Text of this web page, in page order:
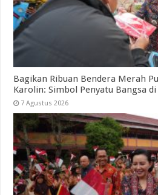
Bagikan Ribuan Bendera Merah
Karolin: Simbol Penyatu Bangsa
7 Agustus 2026